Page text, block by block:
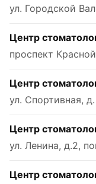
ул. Городской
Центр
проспект
Центр
ул. Спортивная,
Центр
ул. Ленина, д.2,
Центр